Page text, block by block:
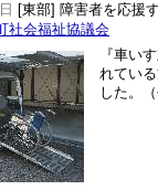
[東部] 障害者を応援
会福祉協議会
『車い
れてい
した。